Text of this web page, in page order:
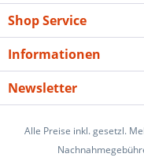
Shop Service
Informationen
Newsletter
Alle Preise inkl. gesetzl.